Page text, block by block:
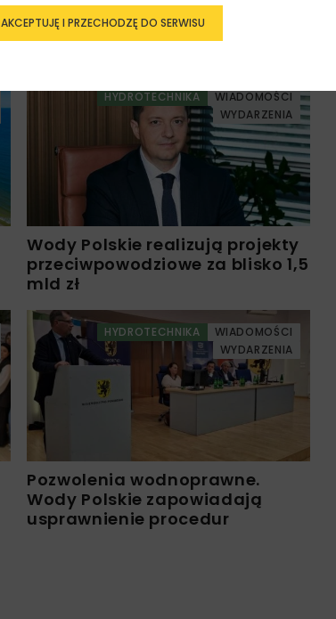
HYDROTECHNIKA
WIADOMOŚCI
WYDARZENIA
Wody Polskie realizują projekty
przeciwpowodziowe za blisko 1,5
mld zł
HYDROTECHNIKA
WIADOMOŚCI
WYDARZENIA
Pozwolenia wodnoprawne.
Wody Polskie zapowiadają
usprawnienie procedur
AKCEPTUJĘ I PRZECHODZĘ DO SERWISU